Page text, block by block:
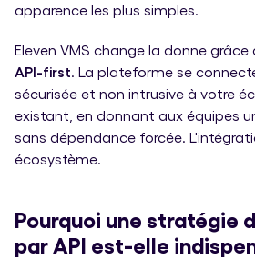
apparence les plus simples.
Eleven VMS change la donne grâce
API-first. La plateforme se
sécurisée et non intrusive à votre
existant, en donnant aux équipes
sans dépendance forcée.
écosystème.
Pourquoi une stratégie
par API est-elle